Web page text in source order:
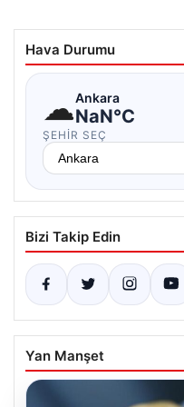
Hava Durumu
☁Ankara
NaN°C
ŞEHIR SEÇ
Bizi Takip Edin
Yan Manşet